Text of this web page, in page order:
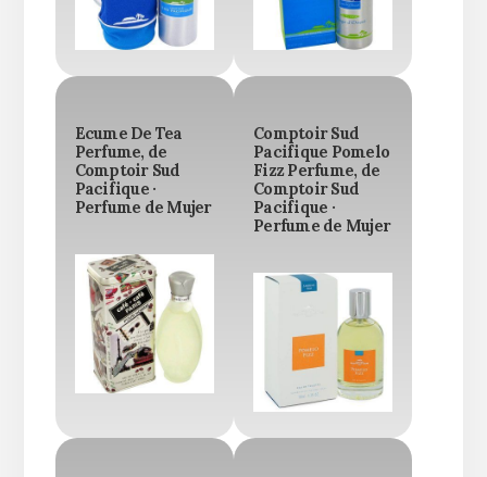
Ecume De Tea
Perfume, de
Comptoir Sud
Pacifique ·
Perfume de Mujer
Comptoir Sud
Pacifique Pomelo
Fizz Perfume, de
Comptoir Sud
Pacifique ·
Perfume de Mujer